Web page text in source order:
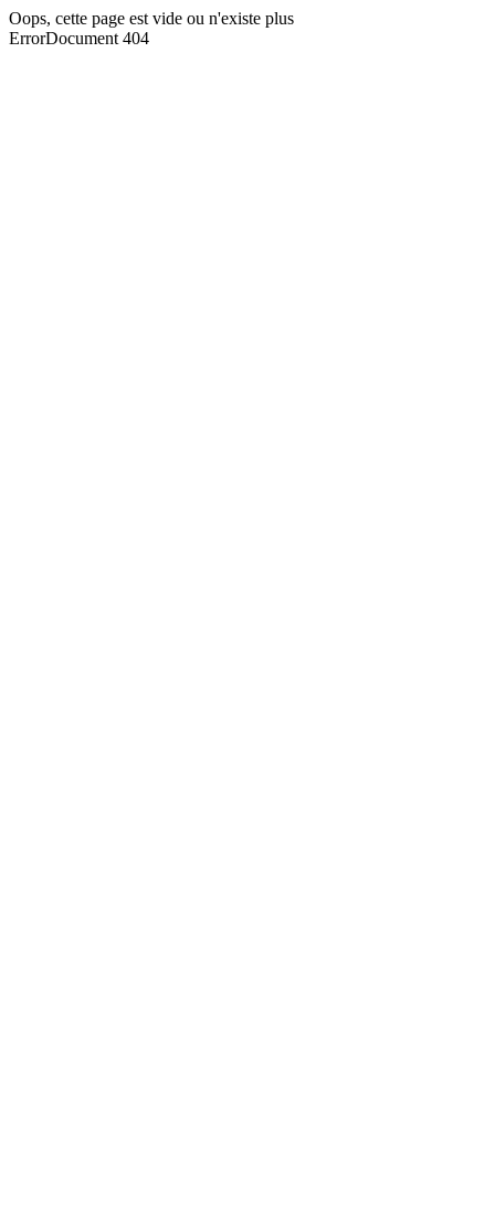
Oops, cette page est vide ou n'existe plus
ErrorDocument 404